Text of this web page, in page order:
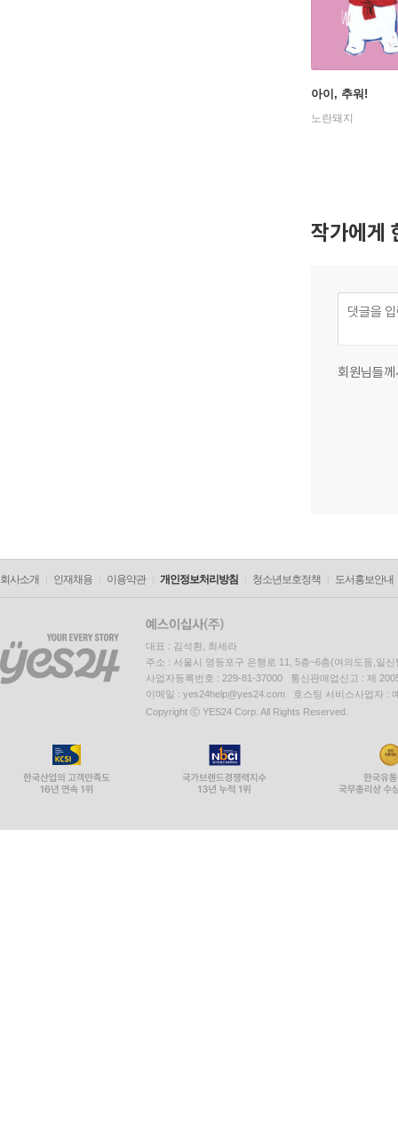
아이, 추워!
노란돼지
작가에게
회원님들
회사소개 인재채용 이용약관 개인정보처리방침 청소년보호정책 도서홍보안내
대표 : 김석환, 최세라
주소 : 서울시 영등포구 은행로 11, 5층~6층(여의도동,일신
사업자등록번호 : 229-81-37000 통신판매업신고 : 제
이메일 : yes24help@yes24.com 호스팅 서비스사업자 :
Copyright ⓒ YES24 Corp. All Rights Reserved.